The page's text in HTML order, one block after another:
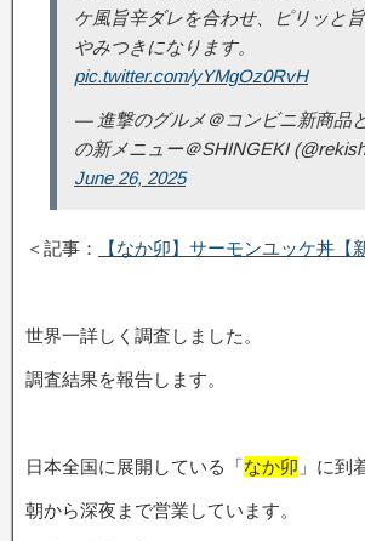
ケ風旨辛ダレを合わせ、ピリッと
やみつきになります。
pic.twitter.com/yYMgOz0RvH
— 進撃のグルメ＠コンビニ新商品
の新メニュー＠SHINGEKI
June 26, 2025
＜記事： 【なか卯】サーモンユッケ丼【
世界一詳しく調査しました。
調査結果を報告します。
日本全国に展開している「なか卯 」に到
朝から深夜まで営業しています。